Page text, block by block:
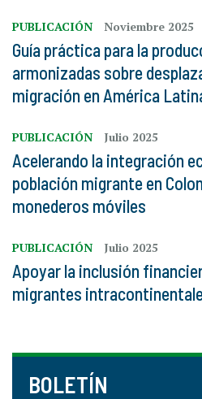
PUBLICACIÓN Noviembre 2025
Guía práctica para la
armonizadas sobre
migración en América
PUBLICACIÓN Julio 2025
Acelerando la integración
población migrante en
monederos móviles
PUBLICACIÓN Julio 2025
Apoyar la inclusión
migrantes
BOLETÍN